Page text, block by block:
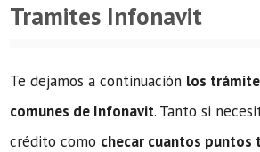
Tramites Infonavit
Te dejamos a continuación los
comunes de Infonavit. Tanto si
crédito como checar cuantos puntos